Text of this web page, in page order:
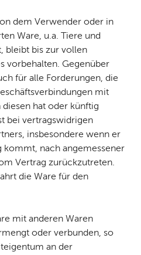
dem Verwender oder in
Ware, u. a. Tiere und
bleibt bis zur vollen
vorbehalten. Gegenüber
für alle Forderungen, die
mit
hat oder künftig
bei vertragswidrigen
insbesondere wenn er
kommt, nach angemessener
Vertrag zurückzutreten.
die Ware für den
mit anderen Waren
oder verbunden, so
an der